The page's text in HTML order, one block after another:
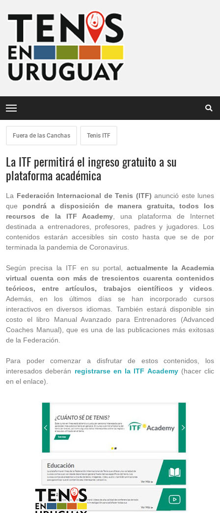
Fuera de las Canchas Tenis ITF
La ITF permitirá el ingreso gratuito a su
plataforma académica
La Federación Internacional de Tenis (ITF) anunció este lunes
que pondrá a disposición de manera gratuita, todos los
recursos de la ITF Academy , una plataforma de Internet
destinada a entrenadores, profesores, padres y jugadores. Los
contenidos estarán accesibles sin costo hasta que se de por
terminada la pandemia de Coronavirus.
Según precisa la ITF en su portal,actualmente la Academia
virtual cuenta con más de trescientos cuarenta contenidos
teóricos, entre artículos, trabajos científicos y videos
Además, en los últimos días se han incorporado cursos
interactivos en diversos idiomas. También estará disponible sin
costo el libro Manual Avanzado para Entrenadores (Advanced
Coaches Manual), que es una de las publicaciones más exitosas
de la Federación.
Para poder comenzar a disfrutar de estos contenidos, los
interesados deberán registrarse en la ITF Academy(hacer clic
en el enlace).